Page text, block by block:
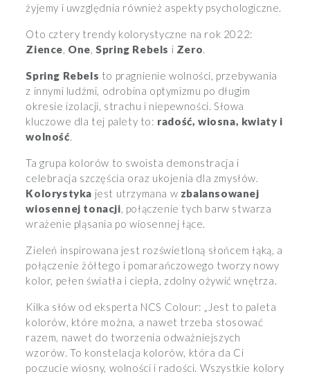
żyjemy i uwzględnia również aspekty psychologiczne.
Oto cztery trendy kolorystyczne na rok 2022:
Zience, One,Spring Rebels i Zero.
Spring Rebels to pragnienie wolności, przebywania
z innymi ludźmi, odrobina optymizmu po długim
okresie izolacji, strachu i niepewności. Słowa
kluczowe dla tej palety to: radość, wiosna, kwiaty i
wolność.
Ta grupa kolorów to swoista demonstracja i
celebracja szczęścia oraz ukojenia dla zmysłów.
Kolorystyka jest utrzymana w zbalansowanej
wiosennej tonacji, połączenie tych barw stwarza
wrażenie pląsania po wiosennej łące.
Zieleń inspirowana jest rozświetloną słońcem łąką, a
połączenie żółtego i pomarańczowego tworzy nowy
kolor, pełen światła i ciepła, zdolny ożywić wnętrza.
Kilka słów od eksperta NCS Colour: „Jest to paleta
kolorów, które można, a nawet trzeba stosować
razem, nawet do tworzenia odważniejszych
wzorów. To konstelacja kolorów, która da Ci
poczucie wiosny, wolności i radości. Wszystkie kolory